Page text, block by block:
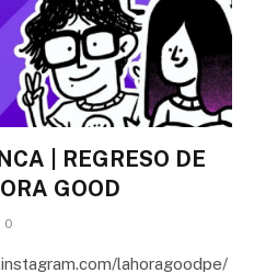
| REGRESO DE
GOOD
0
lahoragoodpe/